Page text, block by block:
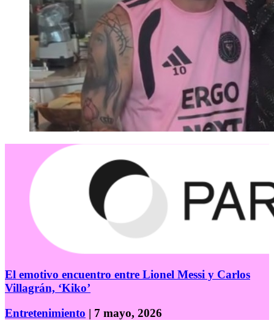
El emotivo encuentro entre Lionel Messi y Carlos
Villagrán, ‘Kiko’
Entretenimiento | 7 mayo, 2026